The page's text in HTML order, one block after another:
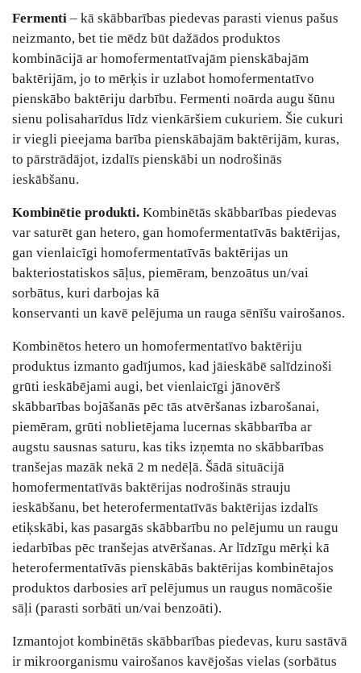
Fermenti – kā skābbarības piedevas parasti vienus pašus
neizmanto, bet tie mēdz būt dažādos produktos
kombinācijā ar homofermentatīvajām pienskābajām
baktērijām, jo to mērķis ir uzlabot homofermentatīvo
pienskābo baktēriju darbību. Fermenti noārda augu šūnu
sienu polisaharīdus līdz vienkāršiem cukuriem. Šie cukuri
ir viegli pieejama barība pienskābajām baktērijām, kuras,
to pārstrādājot, izdalīs pienskābi un nodrošinās
ieskābšanu.
Kombinētie produkti. Kombinētās skābbarības piedevas
var saturēt gan hetero, gan homofermentatīvās baktērijas,
gan vienlaicīgi homofermentatīvās baktērijas un
bakteriostatiskos sāļus, piemēram, benzoātus un/vai
sorbātus, kuri darbojas kā
konservanti un kavē pelējuma un rauga sēnīšu vairošanos.
Kombinētos hetero un homofermentatīvo baktēriju
produktus izmanto gadījumos, kad jāieskābē salīdzinoši
grūti ieskābējami augi, bet vienlaicīgi jānovērš
skābbarības bojāšanās pēc tās atvēršanas izbarošanai,
piemēram, grūti noblietējama lucernas skābbarība ar
augstu sausnas saturu, kas tiks izņemta no skābbarības
tranšejas mazāk nekā 2 m nedēļā. Šādā situācijā
homofermentatīvās baktērijas nodrošinās strauju
ieskābšanu, bet heterofermentatīvās baktērijas izdalīs
etiķskābi, kas pasargās skābbarību no pelējumu un raugu
iedarbības pēc tranšejas atvēršanas. Ar līdzīgu mērķi kā
heterofermentatīvās pienskābās baktērijas kombinētajos
produktos darbosies arī pelējumus un raugus nomācošie
sāļi (parasti sorbāti un/vai benzoāti).
Izmantojot kombinētās skābbarības piedevas, kuru sastāvā
ir mikroorganismu vairošanos kavējošas vielas (sorbātus